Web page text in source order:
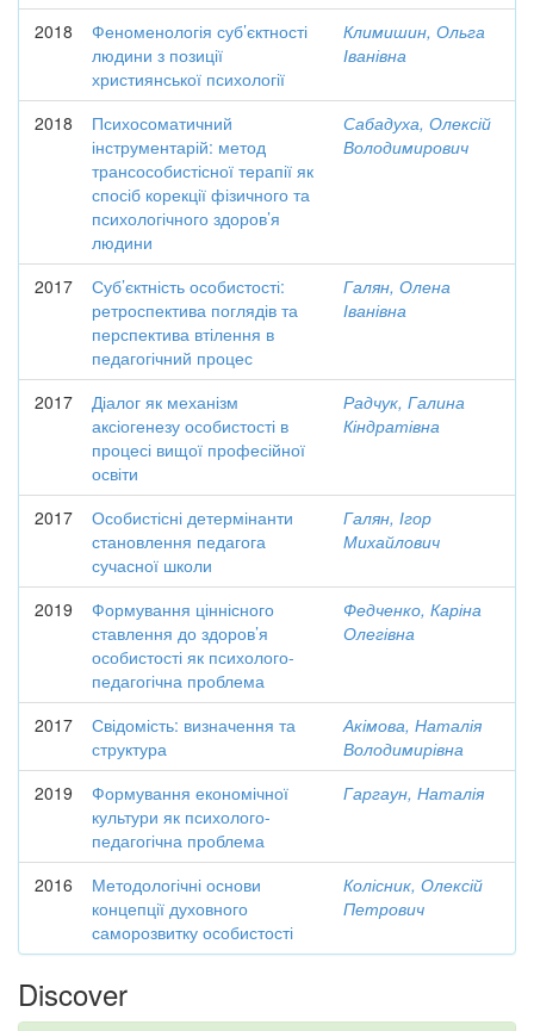
2018
Феноменологія суб’єктності
людини з позиції
християнської психології
Климишин, Ольга
Іванівна
2018
Психосоматичний
інструментарій: метод
трансособистісної терапії як
спосіб корекції фізичного та
психологічного здоров’я
людини
Сабадуха, Олексій
Володимирович
2017
Суб’єктність особистості:
ретроспектива поглядів та
перспектива втілення в
педагогічний процес
Галян, Олена
Іванівна
2017
Діалог як механізм
аксіогенезу особистості в
процесі вищої професійної
освіти
Радчук, Галина
Кіндратівна
2017
Особистісні детермінанти
становлення педагога
сучасної школи
Галян, Ігор
Михайлович
2019
Формування ціннісного
ставлення до здоров’я
особистості як психолого-
педагогічна проблема
Федченко, Каріна
Олегівна
2017
Свідомість: визначення та
структура
Акімова, Наталія
Володимирівна
2019
Формування економічної
культури як психолого-
педагогічна проблема
Гаргаун, Наталія
2016
Методологічні основи
концепції духовного
саморозвитку особистості
Колісник, Олексій
Петрович
Discover